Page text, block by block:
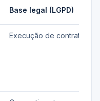
Base legal (LGPD)
Execução de contrato —